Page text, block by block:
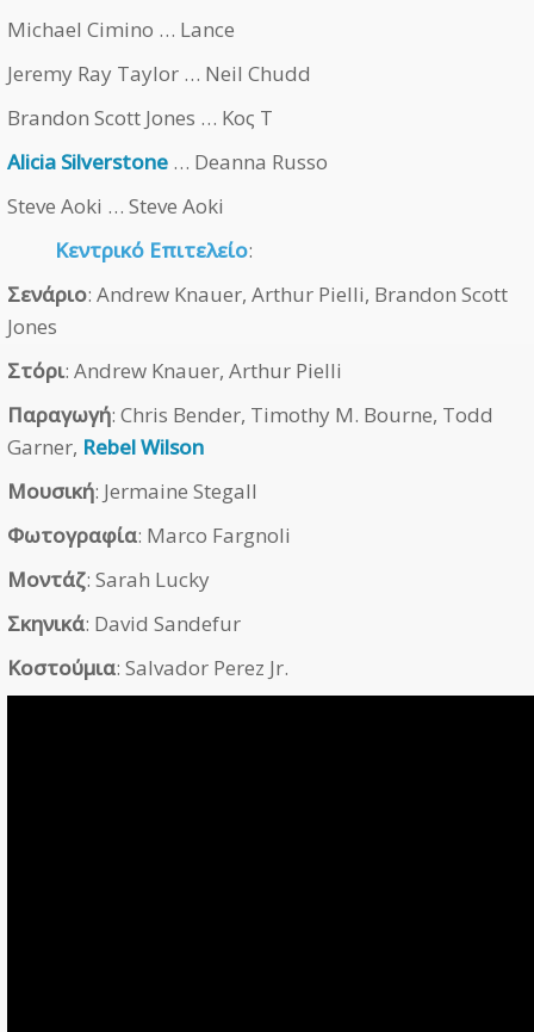
Michael Cimino … Lance
Jeremy Ray Taylor … Neil Chudd
Brandon Scott Jones … Κος T
Alicia Silverstone … Deanna Russo
Steve Aoki … Steve Aoki
Κεντρικό Επιτελείο:
Σενάριο: Andrew Knauer, Arthur Pielli, Brandon Scott
Jones
Στόρι: Andrew Knauer, Arthur Pielli
Παραγωγή: Chris Bender, Timothy M. Bourne, Todd
Garner, Rebel Wilson
Μουσική: Jermaine Stegall
Φωτογραφία: Marco Fargnoli
Μοντάζ: Sarah Lucky
Σκηνικά: David Sandefur
Κοστούμια: Salvador Perez Jr.